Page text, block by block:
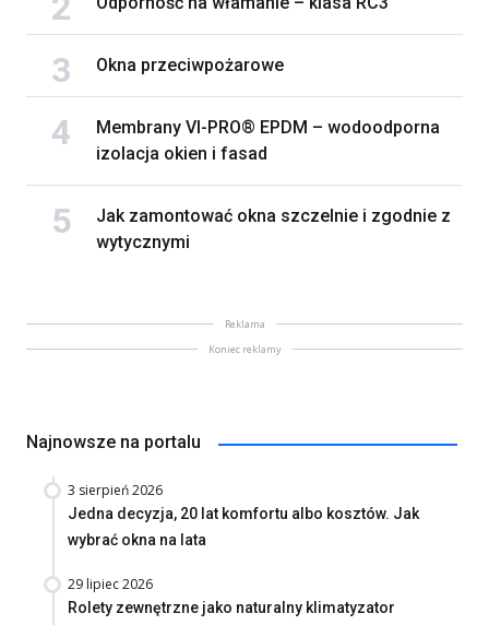
Okna przeciwpożarowe
Membrany VI-PRO® EPDM – wodoodporna
izolacja okien i fasad
Jak zamontować okna szczelnie i zgodnie z
wytycznymi
Reklama
Koniec reklamy
Najnowsze na portalu
3 sierpień 2026
Jedna decyzja, 20 lat komfortu albo kosztów. Jak
wybrać okna na lata
29 lipiec 2026
Rolety zewnętrzne jako naturalny klimatyzator